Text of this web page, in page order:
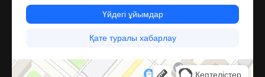
Костанай
Улица Пушкина, 59А — Яндекс Карты